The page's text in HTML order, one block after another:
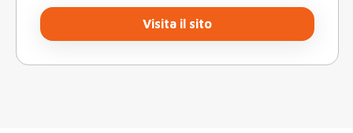
Visita il sito